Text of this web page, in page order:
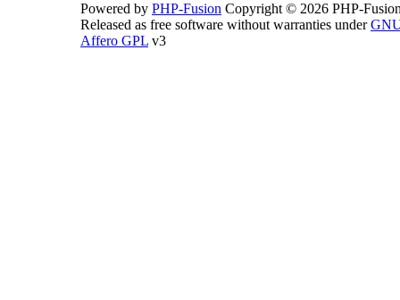
Powered by PHP-Fusion Copyright © 2026 PHP-
Released as free software without warranties under
Affero GPL v3